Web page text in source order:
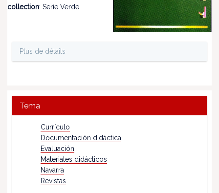
collection: Serie Verde
Plus de détails
Tema
Currículo
Documentación didáctica
Evaluación
Materiales didácticos
Navarra
Revistas